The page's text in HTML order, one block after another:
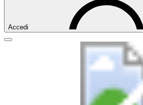
Accedi